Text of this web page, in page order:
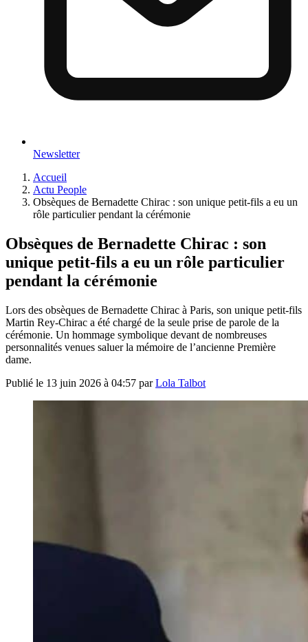
Newsletter
Accueil
Actu People
Obsèques de Bernadette Chirac : son unique petit-fils a eu un
rôle particulier pendant la cérémonie
Obsèques de Bernadette Chirac : son
unique petit-fils a eu un rôle particulier
pendant la cérémonie
Lors des obsèques de Bernadette Chirac à Paris, son unique petit-fils
Martin Rey-Chirac a été chargé de la seule prise de parole de la
cérémonie. Un hommage symbolique devant de nombreuses
personnalités venues saluer la mémoire de l’ancienne Première
dame.
Publié le 13 juin 2026 à 04:57 parLola Talbot